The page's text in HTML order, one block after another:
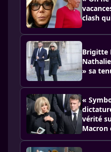
clash
Brigitte
» sa
«
vérité
Macron